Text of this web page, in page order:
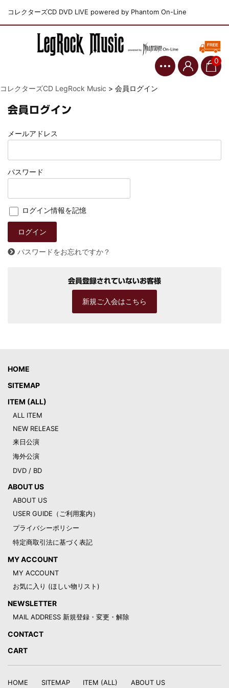
コレクターズCD DVD LIVE powered by Phantom On-Line
0
コレクターズCD LegRock Music > 会員ログイン
会員ログイン
メールアドレス
パスワード
ログイン情報を記憶
パスワードをお忘れですか？
会員登録されていないお客様
新規ご入会はこちら
HOME
SITEMAP
ITEM (ALL)
ALL ITEM
NEW RELEASE
来日公演
海外公演
DVD / BD
ABOUT US
ABOUT US
USER GUIDE（ご利用案内）
プライバシーポリシー
特定商取引法に基づく表記
MY ACCOUNT
MY ACCOUNT
お気に入り (ほしい物リスト)
NEWSLETTER
MAIL ADDRESS 新規登録・変更・解除
CONTACT
CART
HOME SITEMAP ITEM (ALL) ABOUT US